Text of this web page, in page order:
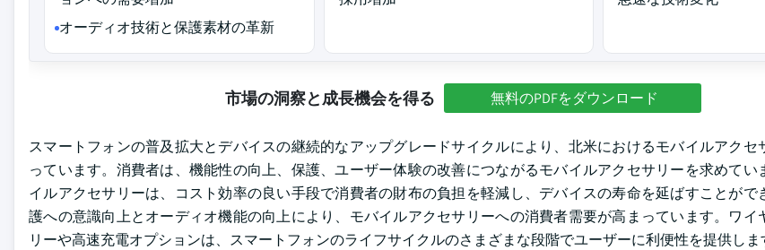
オーディオ技術と保護素材の革新
市場の洞察と成長機会を得る 無料のPDFをダウンロード
スマートフォンの普及拡大とデバイスの継続的なアップグレードサイクルにより、北米におけるモバイルアクセ
っています。消費者は、機能性の向上、保護、ユーザー体験の改善につながるモバイルアクセサリーを求めてい
イルアクセサリーは、コスト効率の良い手段で消費者の財布の負担を軽減し、デバイスの寿命を延ばすことがで
護への意識向上とオーディオ機能の向上により、モバイルアクセサリーへの消費者需要が高まっています。ワイ
リーや高速充電オプションは、スマートフォンのライフサイクルのさまざまな段階でユーザーに利便性を提供しま